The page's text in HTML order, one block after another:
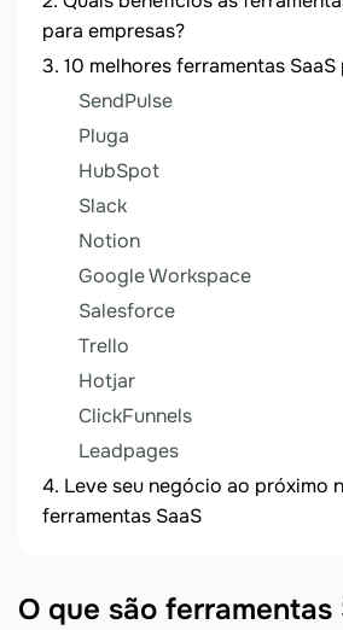
para empresas?
10 melhores ferramentas
SendPulse
Pluga
HubSpot
Slack
Notion
Google Workspace
Salesforce
Trello
Hotjar
ClickFunnels
Leadpages
Leve seu negócio ao próximo
ferramentas SaaS
O que são ferramentas